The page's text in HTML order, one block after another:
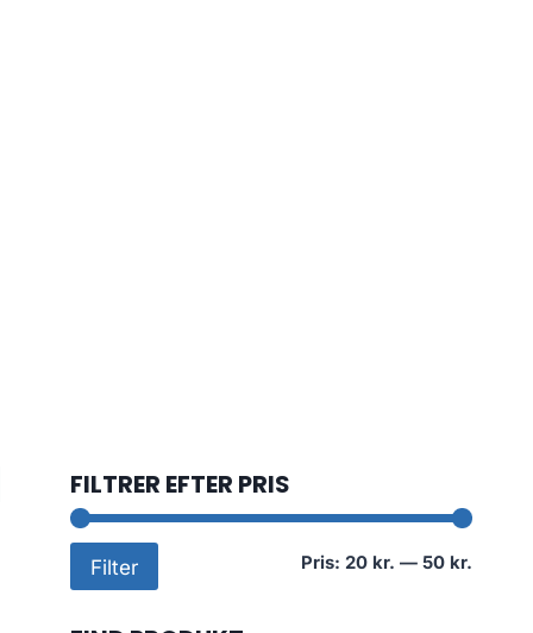
FILTRER EFTER PRIS
Filter Pris: 20 kr. — 50 kr.